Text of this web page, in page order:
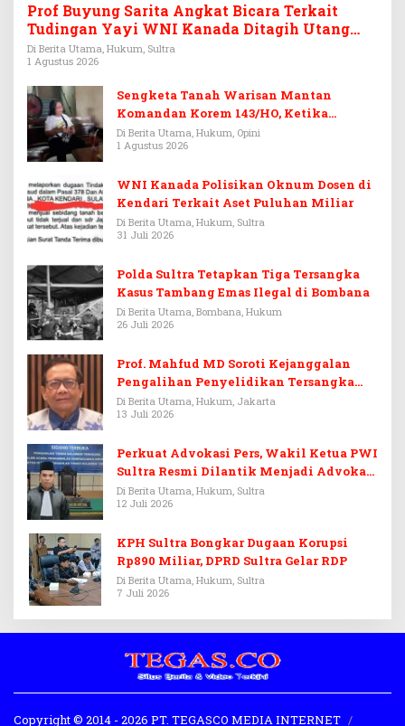
Prof Buyung Sarita Angkat Bicara Terkait
Tudingan Yayi WNI Kanada Ditagih Utang
Rp3,6 Miliar
Di Berita Utama, Hukum, Sultra
1 Agustus 2026
Sengketa Tanah Warisan Mantan
Komandan Korem 143/HO, Ketika
Warisan Menjadi Arena Pemerasan
Di Berita Utama, Hukum, Opini
1 Agustus 2026
WNI Kanada Polisikan Oknum Dosen di
Kendari Terkait Aset Puluhan Miliar
Di Berita Utama, Hukum, Sultra
31 Juli 2026
Polda Sultra Tetapkan Tiga Tersangka
Kasus Tambang Emas Ilegal di Bombana
Di Berita Utama, Bombana, Hukum
26 Juli 2026
Prof. Mahfud MD Soroti Kejanggalan
Pengalihan Penyelidikan Tersangka
Febrie Adriansyah
Di Berita Utama, Hukum, Jakarta
13 Juli 2026
Perkuat Advokasi Pers, Wakil Ketua PWI
Sultra Resmi Dilantik Menjadi Advokat
PERADI
Di Berita Utama, Hukum, Sultra
12 Juli 2026
KPH Sultra Bongkar Dugaan Korupsi
Rp890 Miliar, DPRD Sultra Gelar RDP
Di Berita Utama, Hukum, Sultra
7 Juli 2026
Copyright © 2014 - 2026 PT. TEGASCO MEDIA INTERNET